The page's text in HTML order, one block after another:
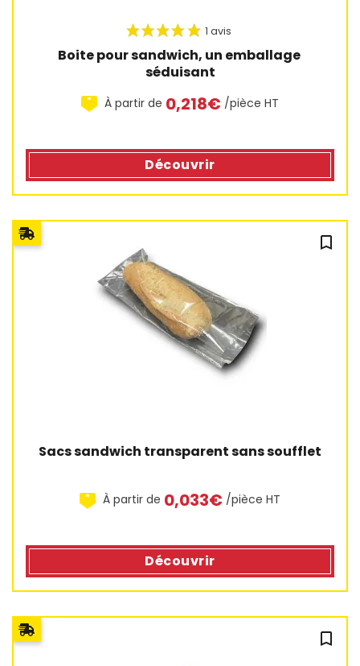
Boite pour sandwich, un emballage
séduisant
À partir de 0,218€ /pièce HT
Découvrir
bookmark_outline
Sacs sandwich transparent sans soufflet
À partir de 0,033€ /pièce HT
Découvrir
bookmark_outline